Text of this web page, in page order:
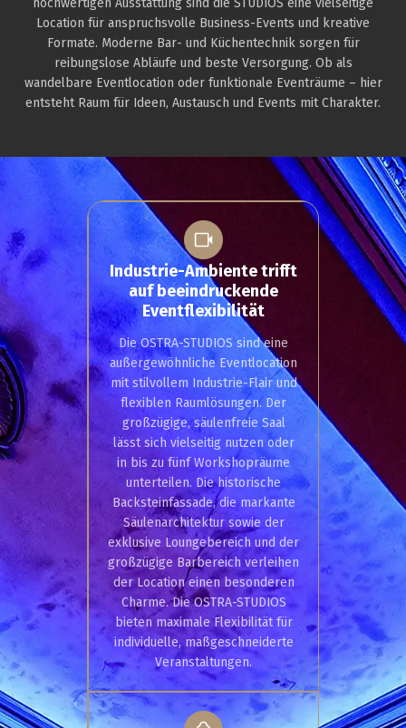
hochwertigen Ausstattung sind die STUDIOS eine vielseitige
Location für anspruchsvolle Business-Events und kreative
Formate. Moderne Bar- und Küchentechnik sorgen für
reibungslose Abläufe und beste Versorgung. Ob als
wandelbare Eventlocation oder funktionale Eventräume – hier
entsteht Raum für Ideen, Austausch und Events mit Charakter.
Industrie-Ambiente trifft
auf beeindruckende
Eventflexibilität
Die OSTRA-STUDIOS sind eine
außergewöhnliche Eventlocation
mit stilvollem Industrie-Flair und
flexiblen Raumlösungen. Der
großzügige, säulenfreie Saal
lässt sich vielseitig nutzen oder
in bis zu fünf Workshopräume
unterteilen. Die historische
Backsteinfassade, die markante
Säulenarchitektur sowie der
exklusive Loungebereich und der
großzügige Barbereich verleihen
der Location einen besonderen
Charme. Die OSTRA-STUDIOS
bieten maximale Flexibilität für
individuelle, maßgeschneiderte
Veranstaltungen.